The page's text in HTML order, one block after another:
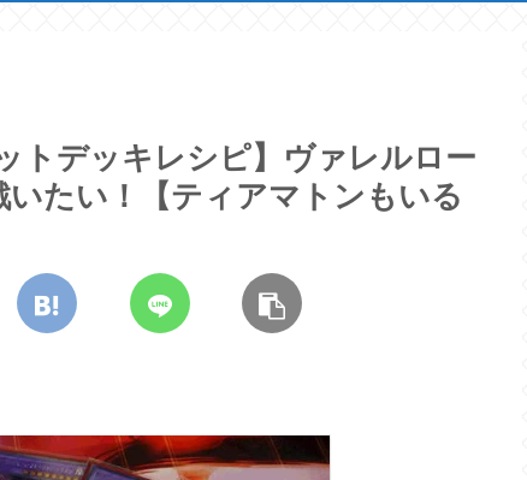
トデッキレシピ】ヴァレルロー
いたい！【ティアマトンもいる